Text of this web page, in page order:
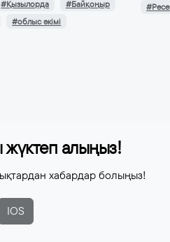
#Қызылорда
#Байқоңыр
#облыс әкімі
алыңыз!
хабардар болыңыз!
IOS